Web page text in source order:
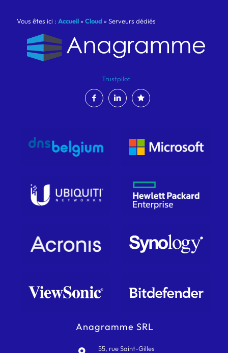
Vous êtes ici : Accueil» Cloud » Serveurs dédiés
Trustpilot
Anagramme SRL
55, rue Saint-Gilles